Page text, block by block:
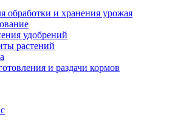
обработки и хранения урожая
удобрений
растений
и раздачи кормов